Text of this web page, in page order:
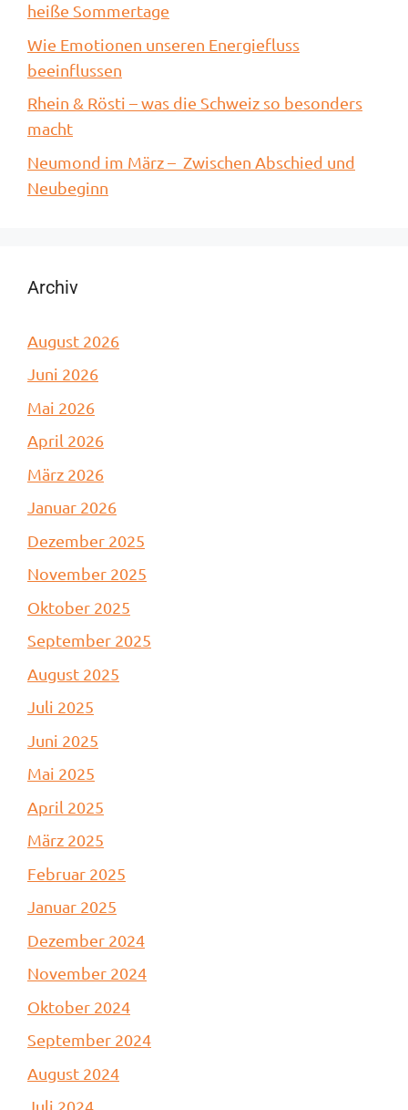
heiße Sommertage
Wie Emotionen unseren Energiefluss
beeinflussen
Rhein & Rösti – was die Schweiz so besonders
macht
Neumond im März – Zwischen Abschied und
Neubeginn
Archiv
August 2026
Juni 2026
Mai 2026
April 2026
März 2026
Januar 2026
Dezember 2025
November 2025
Oktober 2025
September 2025
August 2025
Juli 2025
Juni 2025
Mai 2025
April 2025
März 2025
Februar 2025
Januar 2025
Dezember 2024
November 2024
Oktober 2024
September 2024
August 2024
Juli 2024